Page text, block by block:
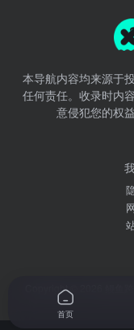
本导航内容均来源于
任何责任。收录时内
意侵犯您的权
Copyright © 2026
首页